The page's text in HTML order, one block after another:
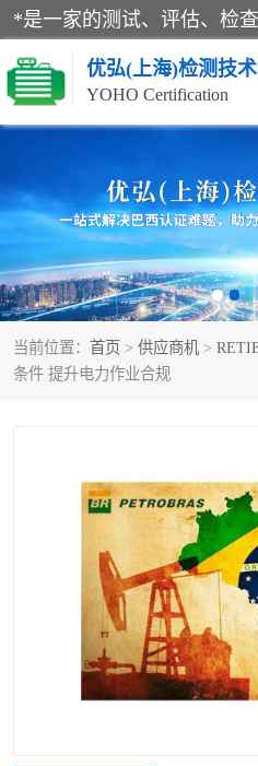
优弘(上海)检测技
YOHO Certification
当前位置： 首页 > 供应商机 >
条件 提升电力作业合规
RECYCLASS认证
NR12认证
ART认证
巴西认证